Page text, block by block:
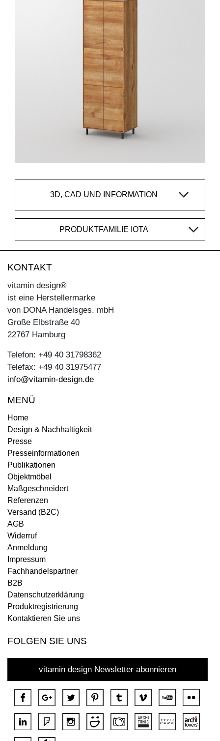
3D, CAD UND INFORMATION
PRODUKTFAMILIE IOTA
KONTAKT
vitamin design®
ist eine Herstellermarke
von DONA Handelsges. mbH
Große Elbstraße 40
22767 Hamburg
Telefon: +49 40 31798362
Telefax: +49 40 31975477
info@vitamin-design.de
MENÜ
Home
Design & Nachhaltigkeit
Presse
Presseinformationen
Publikationen
Objektmöbel
Maßgeschneidert
Referenzen
Versand (B2C)
AGB
Widerruf
Anmeldung
Impressum
Fachhandelspartner
B2B
Datenschutzerklärung
Produktregistrierung
Kontaktieren Sie uns
FOLGEN SIE UNS
vitamin design Newsletter abonnieren